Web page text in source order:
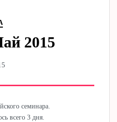
2015
семинара.
всего 3 дня.